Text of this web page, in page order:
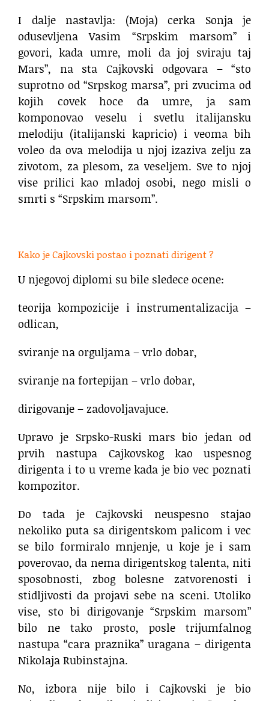
I dalje nastavlja: (Moja) cerka Sonja je
odusevljena Vasim “Srpskim marsom” i
govori, kada umre, moli da joj sviraju taj
Mars”, na sta Cajkovski odgovara – “sto
suprotno od “Srpskog marsa”, pri zvucima od
kojih covek hoce da umre, ja sam
komponovao veselu i svetlu italijansku
melodiju (italijanski kapricio) i veoma bih
voleo da ova melodija u njoj izaziva zelju za
zivotom, za plesom, za veseljem. Sve to njoj
vise prilici kao mladoj osobi, nego misli o
smrti s “Srpskim marsom”.
Kako je Cajkovski postao i poznati dirigent ?
U njegovoj diplomi su bile sledece ocene:
teorija kompozicije i instrumentalizacija –
odlican,
sviranje na orguljama – vrlo dobar,
sviranje na fortepijan – vrlo dobar,
dirigovanje – zadovoljavajuce.
Upravo je Srpsko-Ruski mars bio jedan od
prvih nastupa Cajkovskog kao uspesnog
dirigenta i to u vreme kada je bio vec poznati
kompozitor.
Do tada je Cajkovski neuspesno stajao
nekoliko puta sa dirigentskom palicom i vec
se bilo formiralo mnjenje, u koje je i sam
poverovao, da nema dirigentskog talenta, niti
sposobnosti, zbog bolesne zatvorenosti i
stidljivosti da projavi sebe na sceni. Utoliko
vise, sto bi dirigovanje “Srpskim marsom”
bilo ne tako prosto, posle trijumfalnog
nastupa “cara praznika” uragana – dirigenta
Nikolaja Rubinstajna.
No, izbora nije bilo i Cajkovski je bio